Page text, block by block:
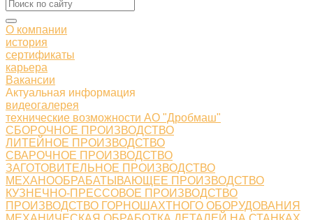
О компании
история
сертификаты
карьера
Вакансии
Актуальная информация
видеогалерея
технические возможности АО "Дробмаш"
СБОРОЧНОЕ ПРОИЗВОДСТВО
ЛИТЕЙНОЕ ПРОИЗВОДСТВО
СВАРОЧНОЕ ПРОИЗВОДСТВО
ЗАГОТОВИТЕЛЬНОЕ ПРОИЗВОДСТВО
МЕХАНООБРАБАТЫВАЮЩЕЕ ПРОИЗВОДСТВО
КУЗНЕЧНО-ПРЕССОВОЕ ПРОИЗВОДСТВО
ПРОИЗВОДСТВО ГОРНОШАХТНОГО ОБОРУДОВАНИЯ